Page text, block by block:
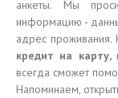
анкеты. Мы
информацию -
адрес проживания.
кредит на карту,
всегда сможет
Напоминаем,